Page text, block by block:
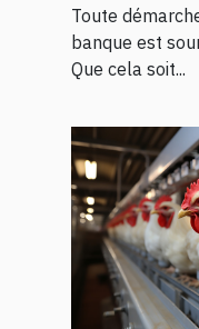
procéder ?
Toute
banque est
Que cela soit...